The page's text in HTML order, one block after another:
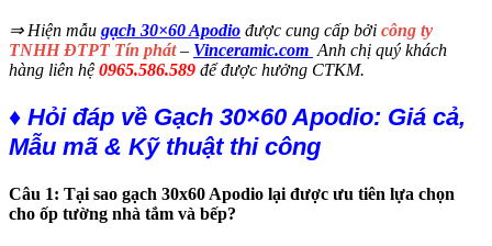
⇒ Hiện mẫu gạch 30×60 Apodio được cung cấp bởi công ty
TNHH ĐTPT Tín phát– Vinceramic.com Anh chị quý khách
hàng liên hệ0965.586.589 để được hưởng CTKM.
♦ Hỏi đáp về Gạch 30×60 Apodio: Giá cả,
Mẫu mã & Kỹ thuật thi công
Câu 1: Tại sao gạch 30x60 Apodio lại được ưu tiên lựa chọn
cho ốp tường nhà tắm và bếp?